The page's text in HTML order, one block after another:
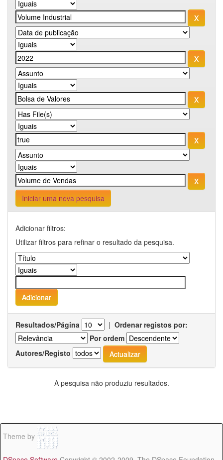
Iniciar uma nova pesquisa
Adicionar filtros:
Utilizar filtros para refinar o resultado da pesquisa.
Resultados/Página | Ordenar registos por:
Por ordem
Autores/Registo
A pesquisa não produziu resultados.
Theme by